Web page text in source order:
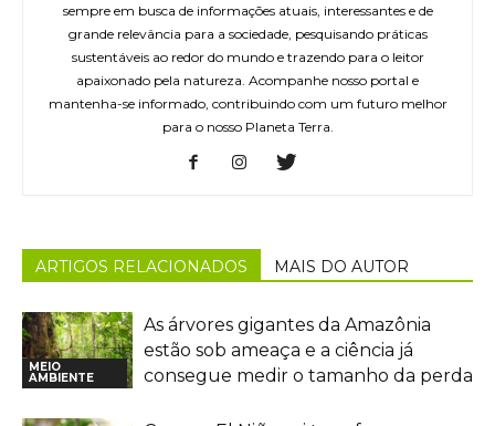
sempre em busca de informações atuais, interessantes e de
grande relevância para a sociedade, pesquisando práticas
sustentáveis ao redor do mundo e trazendo para o leitor
apaixonado pela natureza. Acompanhe nosso portal e
mantenha-se informado, contribuindo com um futuro melhor
para o nosso Planeta Terra.
ARTIGOS RELACIONADOS MAIS DO AUTOR
MEIO
AMBIENTE
As árvores gigantes da Amazônia
estão sob ameaça e a ciência já
consegue medir o tamanho da perda